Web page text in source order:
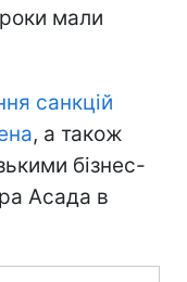
мали
санкцій
, а також
бізнес-
Асада в